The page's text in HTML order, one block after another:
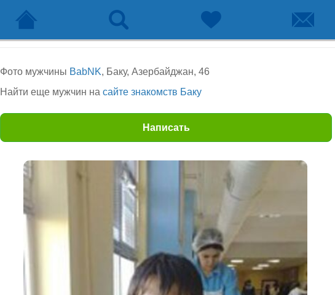
Фото мужчины BabNK, Баку, Азербайджан, 46
Найти еще мужчин на сайте знакомств Баку
Написать